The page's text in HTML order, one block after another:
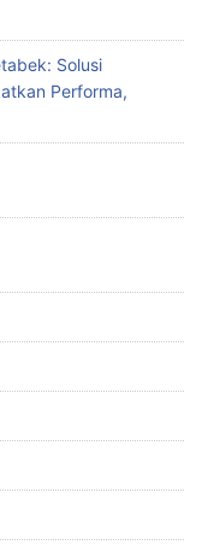
Solusi
Performa,